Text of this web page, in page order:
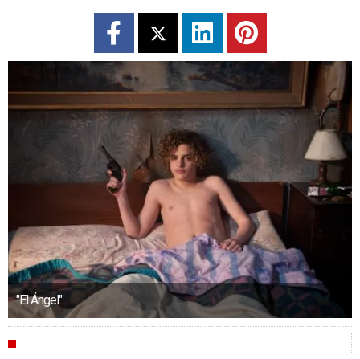
"El Ángel"